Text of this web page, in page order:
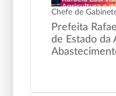
Chefe de
Prefeita
de Estado da